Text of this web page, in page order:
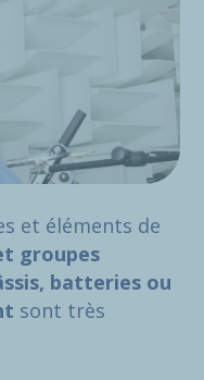
et éléments de
groupes
batteries ou
sont très